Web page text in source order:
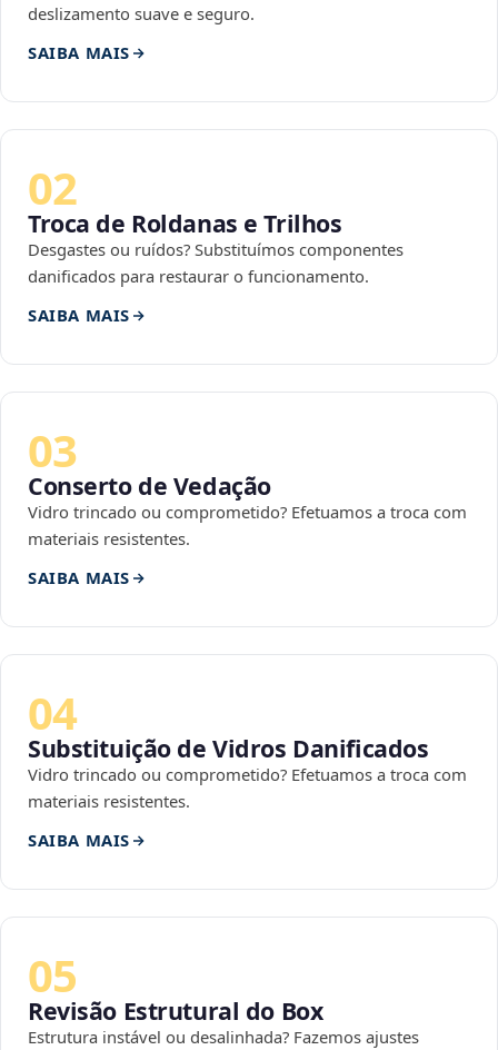
deslizamento suave e seguro.
SAIBA MAIS
02
Troca de Roldanas e Trilhos
Desgastes ou ruídos? Substituímos componentes
danificados para restaurar o funcionamento.
SAIBA MAIS
03
Conserto de Vedação
Vidro trincado ou comprometido? Efetuamos a troca com
materiais resistentes.
SAIBA MAIS
04
Substituição de Vidros Danificados
Vidro trincado ou comprometido? Efetuamos a troca com
materiais resistentes.
SAIBA MAIS
05
Revisão Estrutural do Box
Estrutura instável ou desalinhada? Fazemos ajustes